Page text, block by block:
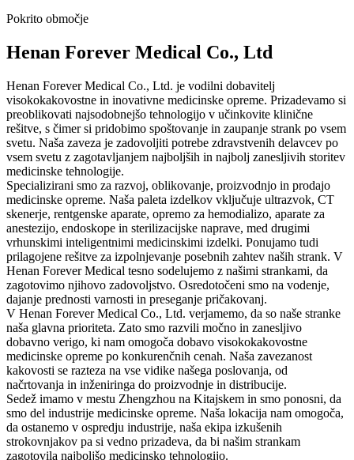
Pokrito območje
Henan Forever Medical Co., Ltd
Henan Forever Medical Co., Ltd. je vodilni dobavitelj
visokokakovostne in inovativne medicinske opreme. Prizadevamo si
preoblikovati najsodobnejšo tehnologijo v učinkovite klinične
rešitve, s čimer si pridobimo spoštovanje in zaupanje strank po vsem
svetu. Naša zaveza je zadovoljiti potrebe zdravstvenih delavcev po
vsem svetu z zagotavljanjem najboljših in najbolj zanesljivih storitev
medicinske tehnologije.
Specializirani smo za razvoj, oblikovanje, proizvodnjo in prodajo
medicinske opreme. Naša paleta izdelkov vključuje ultrazvok, CT
skenerje, rentgenske aparate, opremo za hemodializo, aparate za
anestezijo, endoskope in sterilizacijske naprave, med drugimi
vrhunskimi inteligentnimi medicinskimi izdelki. Ponujamo tudi
prilagojene rešitve za izpolnjevanje posebnih zahtev naših strank. V
Henan Forever Medical tesno sodelujemo z našimi strankami, da
zagotovimo njihovo zadovoljstvo. Osredotočeni smo na vodenje,
dajanje prednosti varnosti in preseganje pričakovanj.
V Henan Forever Medical Co., Ltd. verjamemo, da so naše stranke
naša glavna prioriteta. Zato smo razvili močno in zanesljivo
dobavno verigo, ki nam omogoča dobavo visokokakovostne
medicinske opreme po konkurenčnih cenah. Naša zavezanost
kakovosti se razteza na vse vidike našega poslovanja, od
načrtovanja in inženiringa do proizvodnje in distribucije.
Sedež imamo v mestu Zhengzhou na Kitajskem in smo ponosni, da
smo del industrije medicinske opreme. Naša lokacija nam omogoča,
da ostanemo v ospredju industrije, naša ekipa izkušenih
strokovnjakov pa si vedno prizadeva, da bi našim strankam
zagotovila najboljšo medicinsko tehnologijo.